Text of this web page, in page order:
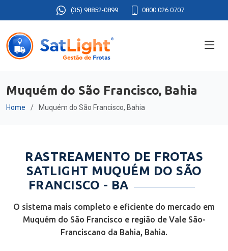
(35) 98852-0899 0800 026 0707
Muquém do São Francisco, Bahia
Home Muquém do São Francisco, Bahia
RASTREAMENTO DE FROTAS
SATLIGHT MUQUÉM DO SÃO
FRANCISCO - BA
O sistema mais completo e eficiente do mercado em
Muquém do São Francisco e região de Vale São-
Franciscano da Bahia, Bahia.